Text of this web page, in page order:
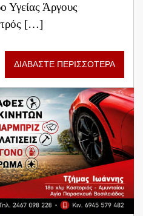
Υγείας Άργους
[…]
ΔΙΑΒΑΣΤΕ ΠΕΡΙΣΣΟΤΕΡΑ